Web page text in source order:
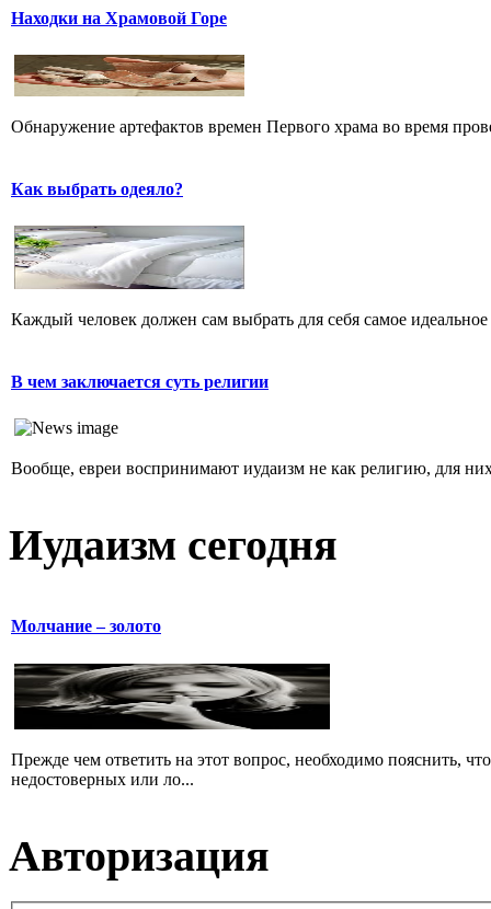
Находки на Храмовой Горе
Обнаружение артефактов времен Первого храма во время
Как выбрать одеяло?
Каждый человек должен сам выбрать для себя самое
В чем заключается суть религии
Вообще, евреи воспринимают иудаизм не как религию, для
Иудаизм сегодня
Молчание – золото
Прежде чем ответить на этот вопрос, необходимо пояснить,
недостоверных или ло...
Авторизация